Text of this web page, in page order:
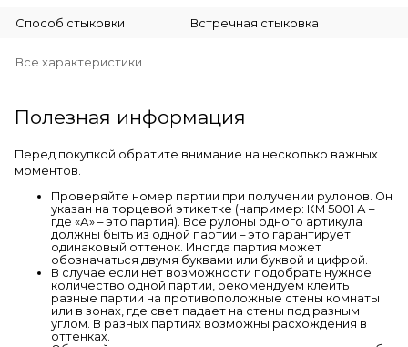
Способ стыковки Встречная стыковка
Все характеристики
Полезная информация
Перед покупкой обратите внимание на несколько важных
моментов.
Проверяйте номер партии при получении рулонов. Он
указан на торцевой этикетке (например: КМ 5001 А –
где «А» – это партия). Все рулоны одного артикула
должны быть из одной партии – это гарантирует
одинаковый оттенок. Иногда партия может
обозначаться двумя буквами или буквой и цифрой.
В случае если нет возможности подобрать нужное
количество одной партии, рекомендуем клеить
разные партии на противоположные стены комнаты
или в зонах, где свет падает на стены под разным
углом. В разных партиях возможны расхождения в
оттенках.